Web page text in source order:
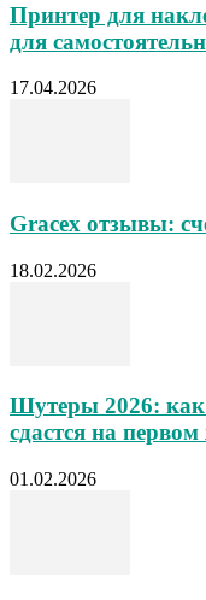
Принтер для
для
17.04.2026
Gracex отзывы:
18.02.2026
Шутеры 2026:
сдастся на первом
01.02.2026